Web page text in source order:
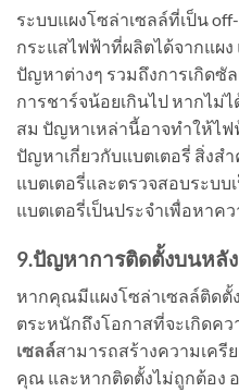
ระบบแผงโซล่าเซลล์ที่เป็น
กระแสไฟฟ้าที่ผลิตได้จากแผง
ปัญหาต่างๆ รวมถึงการเกิดซั
การชาร์จน้อยเกินไป หากไม่
สม ปัญหาเหล่านี้อาจทำให้ไ
ปัญหาเกี่ยวกับแบตเตอรี่ สิ่งส
แบตเตอรี่และตรวจสอบระบ
แบตเตอรี่เป็นประจำเพื่อหาค
9.ปัญหาการติดตั้งบนหลั
หากคุณมีแผงโซล่าเซลล์ติด
ตระหนักถึงโอกาสที่จะเกิดค
เซลล์สามารถสร้างความเครี
คุณ และหากติดตั้งไม่ถูกต้อง